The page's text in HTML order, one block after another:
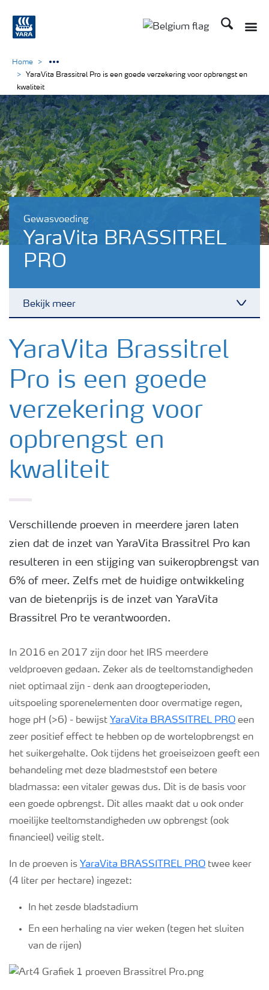
Zoek op
Gewasvoeding
YaraVita BRASSITREL
PRO
Bekijk meer
Nieuwsbrieven
Gewassen
Meststoffen
Toolbox
Meststoffen veiligheid
Home
YaraVita Brassitrel Pro is een goede verzekering voor opbrengst en
kwaliteit
YaraVita Brassitrel
Pro is een goede
verzekering voor
opbrengst en
kwaliteit
Verschillende proeven in meerdere jaren laten
zien dat de inzet van YaraVita Brassitrel Pro kan
resulteren in een stijging van suikeropbrengst van
6% of meer. Zelfs met de huidige ontwikkeling
van de bietenprijs is de inzet van YaraVita
Brassitrel Pro te verantwoorden.
In 2016 en 2017 zijn door het IRS meerdere
veldproeven gedaan. Zeker als de teeltomstandigheden
niet optimaal zijn - denk aan droogteperioden,
uitspoeling sporenelementen door overmatige regen,
hoge pH (>6) - bewijst YaraVita BRASSITREL PRO een
zeer positief effect te hebben op de wortelopbrengst en
het suikergehalte. Ook tijdens het groeiseizoen geeft een
behandeling met deze bladmeststof een betere
bladmassa: een vitaler gewas dus. Dit is de basis voor
een goede opbrengst. Dit alles maakt dat u ook onder
moeilijke teeltomstandigheden uw opbrengst (ook
financieel) veilig stelt.
In de proeven is YaraVita BRASSITREL PRO twee keer
(4 liter per hectare) ingezet:
In het zesde bladstadium
En een herhaling na vier weken (tegen het sluiten
van de rijen)